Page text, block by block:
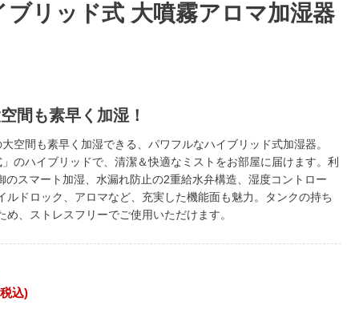
ブリッド式 大噴霧アロマ加湿器
間も素早く加湿！
空間も素早く加湿できる、パワフルなハイブリッド式加湿器。
」のハイブリッドで、清潔＆快適なミストをお部屋に届けます。利
のスマート加湿、水漏れ防止の2重給水弁構造、湿度コントロー
ルドロック、アロマなど、充実した機能面も魅力。タンクの持ち
、ストレスフリーでご使用いただけます。
税込